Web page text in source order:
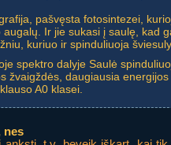
pašvęsta fotosintezei,
Ir jie sukasi į saulę, kad
kuriuo ir spinduliuoja
spektro dalyje Saulė
žvaigždės, daugiausia
A0 klasei.
nes